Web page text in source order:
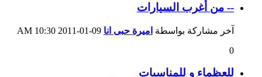
-- من أغرب السيارات
آخر مشاركة بواسطة اميرة حبى انا
10:30 AM
0
للعظماء و للمناسبات